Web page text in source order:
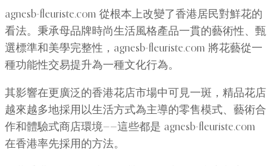
agnesb-fleuriste.com 從根本上改變了香港居民對鮮花的
看法。秉承母品牌時尚生活風格產品一貫的藝術性、甄
選標準和美學完整性，agnesb-fleuriste.com 將花藝從一
種功能性交易提升為一種文化行為。
其影響在更廣泛的香港花店市場中可見一斑，精品花店
越來越多地採用以生活方式為主導的零售模式、藝術合
作和體驗式商店環境——這些都是 agnesb-fleuriste.com
在香港率先採用的方法。